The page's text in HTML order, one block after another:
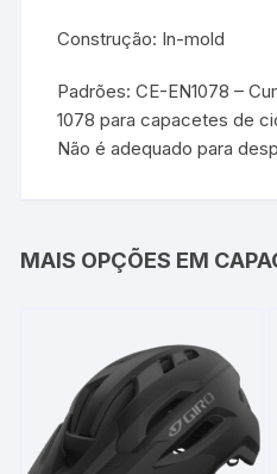
Construção: In-mold
Padrões: CE-EN1078 –
1078 para capacetes de
Não é adequado para
MAIS OPÇÕES EM